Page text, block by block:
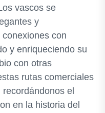
vascos se
y
con
y enriqueciendo su
con otras
rutas comerciales
el
en la historia del